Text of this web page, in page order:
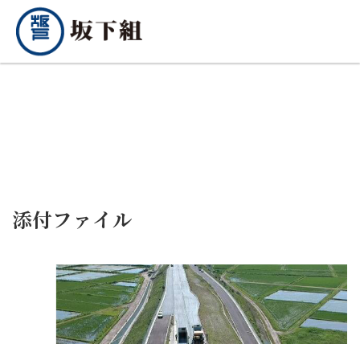
添付ファイル